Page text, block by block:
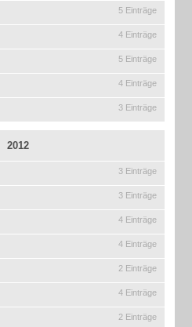
5 Einträge
4 Einträge
5 Einträge
4 Einträge
3 Einträge
2012
3 Einträge
3 Einträge
4 Einträge
4 Einträge
2 Einträge
4 Einträge
2 Einträge